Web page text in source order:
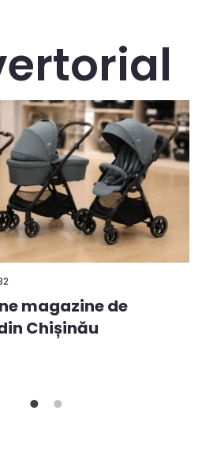
magazine de
Chișinău